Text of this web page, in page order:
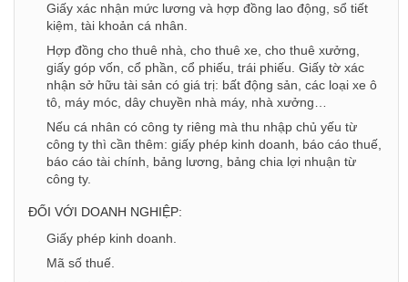
Giấy xác nhận mức lương và hợp đồng lao động, sổ tiết
kiệm, tài khoản cá nhân.
Hợp đồng cho thuê nhà, cho thuê xe, cho thuê xưởng,
giấy góp vốn, cổ phần, cổ phiếu, trái phiếu. Giấy tờ xác
nhận sở hữu tài sản có giá trị: bất động sản, các loại xe ô
tô, máy móc, dây chuyền nhà máy, nhà xưởng…
Nếu cá nhân có công ty riêng mà thu nhập chủ yếu từ
công ty thì cần thêm: giấy phép kinh doanh, báo cáo thuế,
báo cáo tài chính, bảng lương, bảng chia lợi nhuận từ
công ty.
ĐỐI VỚI DOANH NGHIỆP:
Giấy phép kinh doanh.
Mã số thuế.